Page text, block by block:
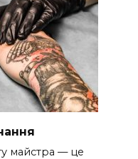
майстра — це